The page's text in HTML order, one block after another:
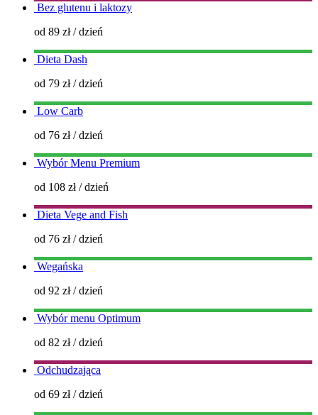
Bez glutenu i laktozy
od 89 zł/ dzień
Dieta Dash
od 79 zł/ dzień
Low Carb
od 76 zł/ dzień
Wybór Menu Premium
od 108 zł/ dzień
Dieta Vege and Fish
od 76 zł/ dzień
Wegańska
od 92 zł/ dzień
Wybór menu Optimum
od 82 zł/ dzień
Odchudzająca
od 69 zł/ dzień